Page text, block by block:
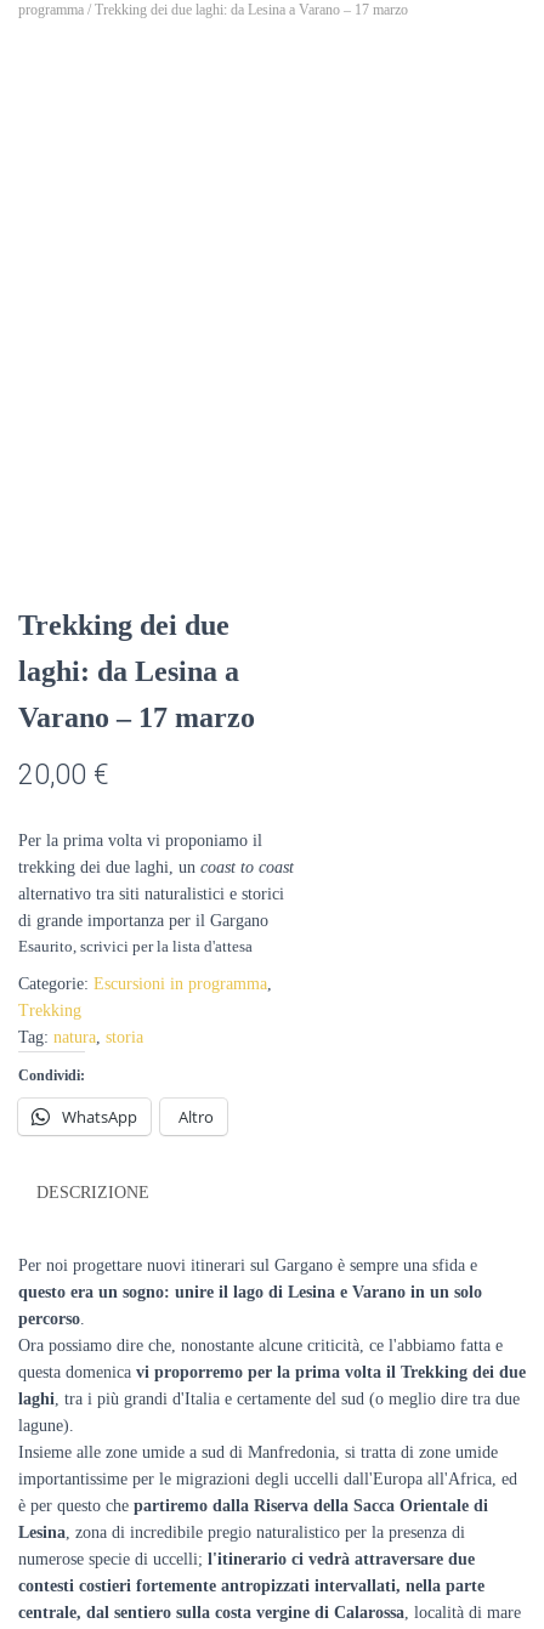
programma / Trekking dei due laghi: da Lesina a Varano – 17 marzo
Trekking dei due
laghi: da Lesina a
Varano – 17 marzo
20,00 €
Per la prima volta vi proponiamo il
trekking dei due laghi, un coast to coast
alternativo tra siti naturalistici e storici
di grande importanza per il Gargano
Esaurito
Categorie: Escursioni in programma,
Trekking
Tag: natura, storia
Condividi:
WhatsApp Altro
DESCRIZIONE
Per noi progettare nuovi itinerari sul Gargano è sempre una sfida e
questo era un sogno: unire il lago di Lesina e Varano in un solo
percorso.
Ora possiamo dire che, nonostante alcune criticità, ce l'abbiamo fatta e
questa domenica vi proporremo per la prima volta il Trekking dei due
laghi, tra i più grandi d'Italia e certamente del sud (o meglio dire tra due
lagune).
Insieme alle zone umide a sud di Manfredonia, si tratta di zone umide
importantissime per le migrazioni degli uccelli dall'Europa all'Africa, ed
è per questo che partiremo dalla Riserva della Sacca Orientale di
Lesina, zona di incredibile pregio naturalistico per la presenza di
numerose specie di uccelli; l'itinerario ci vedrà attraversare due
contesti costieri fortemente antropizzati intervallati, nella parte
centrale, dal sentiero sulla costa vergine di Calarossa, località di mare